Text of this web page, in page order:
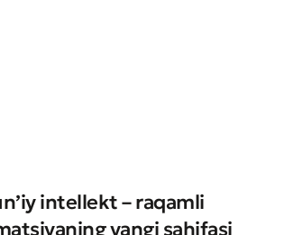
intellekt – raqamli
yangi sahifasi